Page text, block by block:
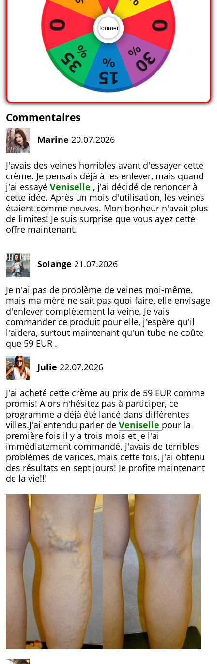
Tourner
Commentaires
Marine 20.07.2026
J'avais des veines horribles avant d'essayer cette
crème. Je pensais déjà à les enlever, mais quand
j'ai essayé Veniselle , j'ai décidé de renoncer à
cette idée. Après un mois d'utilisation, les veines
étaient comme neuves. Mon bonheur n'avait plus
de limites! Je suis surprise que vous ayez cette
offre maintenant.
Solange 21.07.2026
Je n'ai pas de problème de veines moi-même,
mais ma mère ne sait pas quoi faire, elle envisage
d'enlever complètement la veine. Je vais
commander ce produit pour elle, j'espère qu'il
l'aidera, surtout maintenant qu'un tube ne coûte
que 59 EUR .
Julie 22.07.2026
J'ai acheté cette crème au prix de 59 EUR comme
promis! Alors n'hésitez pas à participer, ce
programme a déjà été lancé dans différentes
villes.J'ai entendu parler de Veniselle pour la
première fois il y a trois mois et je l'ai
immédiatement commandé. J'avais de terribles
problèmes de varices, mais cette fois, j'ai obtenu
des résultats en sept jours! Je profite maintenant
de la vie!!!